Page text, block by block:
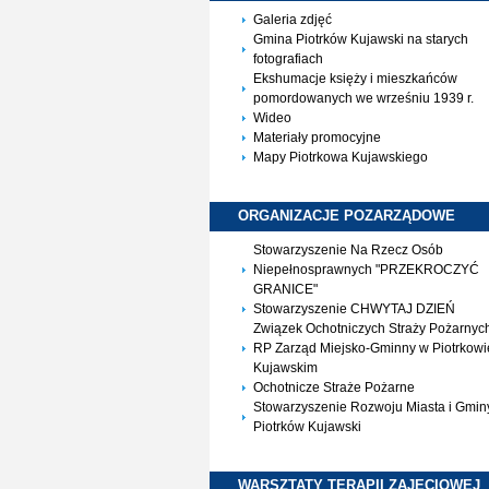
Galeria zdjęć
Gmina Piotrków Kujawski na starych
fotografiach
Ekshumacje księży i mieszkańców
pomordowanych we wrześniu 1939 r.
Wideo
Materiały promocyjne
Mapy Piotrkowa Kujawskiego
ORGANIZACJE POZARZĄDOWE
Stowarzyszenie Na Rzecz Osób
Niepełnosprawnych "PRZEKROCZYĆ
GRANICE"
Stowarzyszenie CHWYTAJ DZIEŃ
Związek Ochotniczych Straży
RP Zarząd Miejsko-Gminny w
Kujawskim
Ochotnicze Straże Pożarne
Stowarzyszenie Rozwoju Miasta i
Piotrków Kujawski
WARSZTATY TERAPII ZAJĘCIOWEJ